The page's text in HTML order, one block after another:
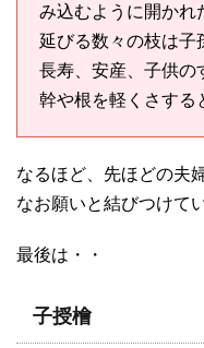
み込むように開かれ
延びる数々の枝は子
長寿、安産、子供の
幹や根を軽くさする
なるほど、先ほどの夫
なお願いと結びつけて
最後は・・
子授檜